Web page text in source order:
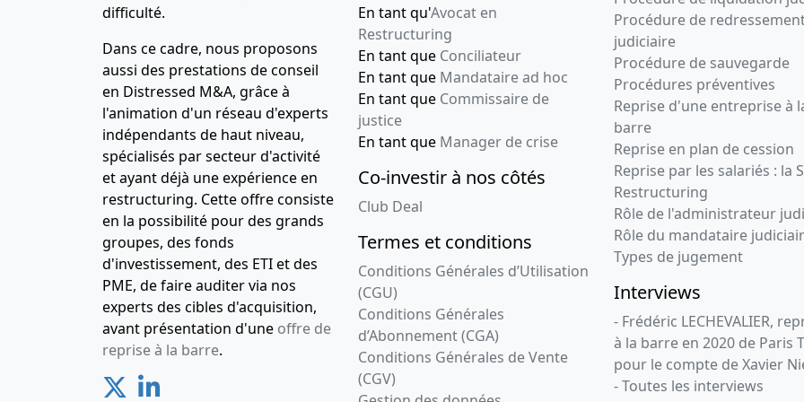
difficulté.
Dans ce cadre, nous proposons
aussi des prestations de conseil
en Distressed M&A, grâce à
l'animation d'un réseau d'experts
indépendants de haut niveau,
spécialisés par secteur d'activité
et ayant déjà une expérience en
restructuring. Cette offre consiste
en la possibilité pour des grands
groupes, des fonds
d'investissement, des ETI et des
PME, de faire auditer via nos
experts des cibles d'acquisition,
avant présentation d'une offre de
reprise à la barre.
En tant qu'Avocat en
Restructuring
En tant que Conciliateur
En tant que Mandataire ad hoc
En tant que Commissaire de
justice
En tant que Manager de crise
Co-investir à nos côtés
Club Deal
Termes et conditions
Conditions Générales d’Utilisation
(CGU)
Conditions Générales
d’Abonnement (CGA)
Conditions Générales de Vente
(CGV)
Procédure de
judiciaire
Procédure de sauvegarde
Procédures préventives
Reprise d'une entreprise à
barre
Reprise en plan de cession
Reprise par les salariés : la
Restructuring
Rôle de l'administrateur
Rôle du mandataire
Types de jugement
Interviews
- Frédéric LECHEVALIER,
à la barre en 2020 de Paris
pour le compte de Xavier
- Toutes les interviews